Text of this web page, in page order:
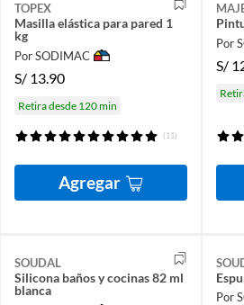
TOPEX
Masilla elástica para pared 1
kg
Por SODIMAC
S/ 13.90
Retira desde 120 min
(11)
Agregar
Por
S/
SOUDAL
Silicona baños y cocinas 82 ml
blanca
Por